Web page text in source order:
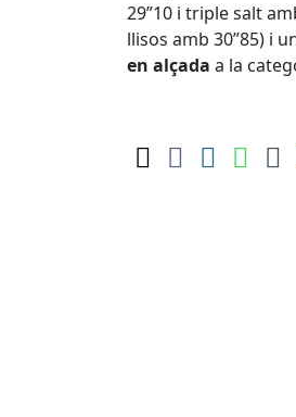
29”10 i triple salt
llisos amb 30”85) i
en alçada a la